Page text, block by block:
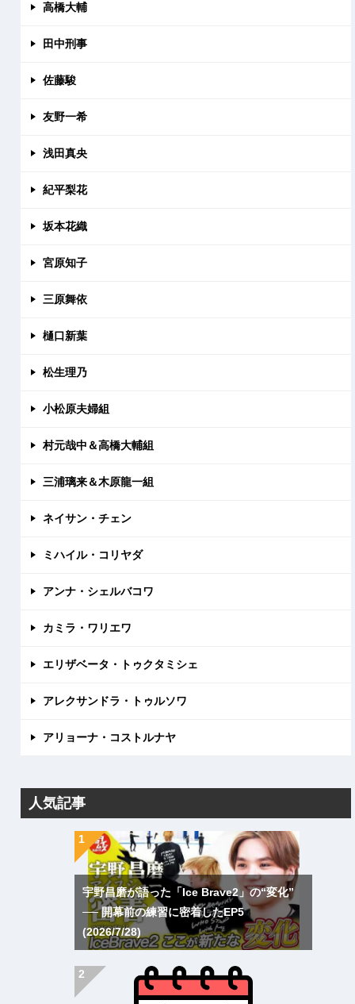
高橋大輔
田中刑事
佐藤駿
友野一希
浅田真央
紀平梨花
坂本花織
宮原知子
三原舞依
樋口新葉
松生理乃
小松原夫婦組
村元哉中＆高橋大輔組
三浦璃来＆木原龍一組
ネイサン・チェン
ミハイル・コリヤダ
アンナ・シェルバコワ
カミラ・ワリエワ
エリザベータ・トゥクタミシェ
アレクサンドラ・トゥルソワ
アリョーナ・コストルナヤ
人気記事
宇野昌磨が語った「Ice Brave2」の“変化”
── 開幕前の練習に密着したEP5
(2026/7/28)